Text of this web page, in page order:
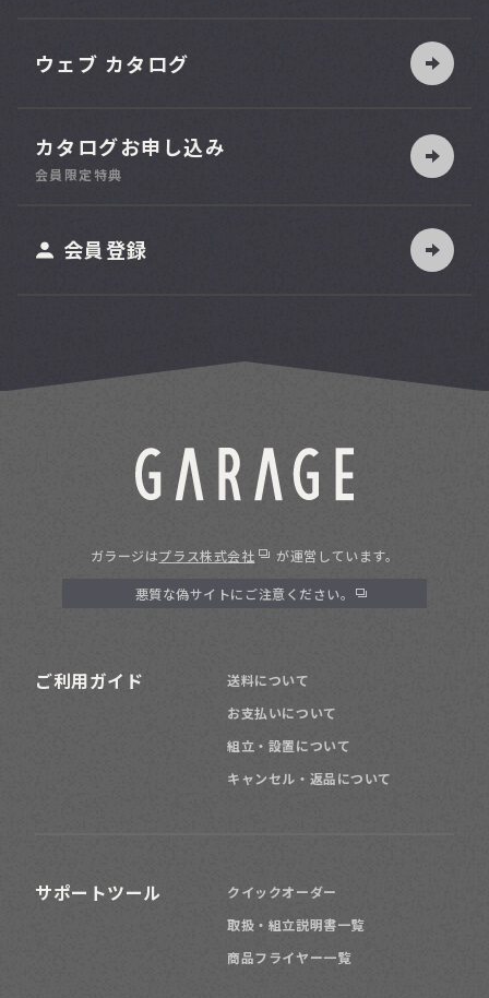
ウェブ カタログ
カタログお申し込み
会員限定特典
会員登録
ガラージはプラス株式会社 が運営しています。
悪質な偽サイトにご注意ください。
ご利用ガイド
送料について
お支払いについて
組立・設置について
キャンセル・返品について
サポートツール
クイックオーダー
取扱・組立説明書一覧
商品フライヤー一覧